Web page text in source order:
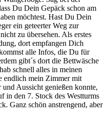
Du Dein Gepäck schon am
möchtest. Hast Du Dein
ein geteerter Weg zur
zu übersehen. Als erstes
dort empfangen Dich
alle Infos, die Du für
gibt´s dort die Bettwäsche
schnell alles in meinen
endlich mein Zimmer mit
Aussicht genießen konnte,
in den 7. Stock des Westturms
Ganz schön anstrengend, aber